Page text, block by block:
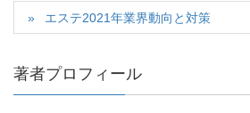
エステ2021年業界動向と対策
著者プロフィール